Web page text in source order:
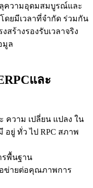
ลุความอุดมสมบูรณ์และ
ยมีเวลาที่จํากัด ร่วมกัน
สร้างรองรับเวลาจริง
มูล
และ
ความ เปลี่ยน แปลง ใน
อยู่ ทั่ว ไป RPC สภาพ
รพื้นฐาน
อข่ายต่อคุณภาพการ